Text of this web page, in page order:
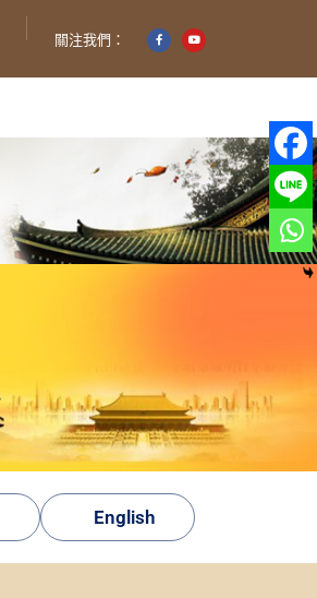
關注我們：
English